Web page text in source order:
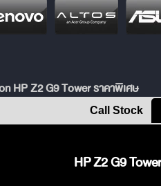
HP Z2 G9 Tower ราคาพิเศษ
Call Stock
HP Z2 G9